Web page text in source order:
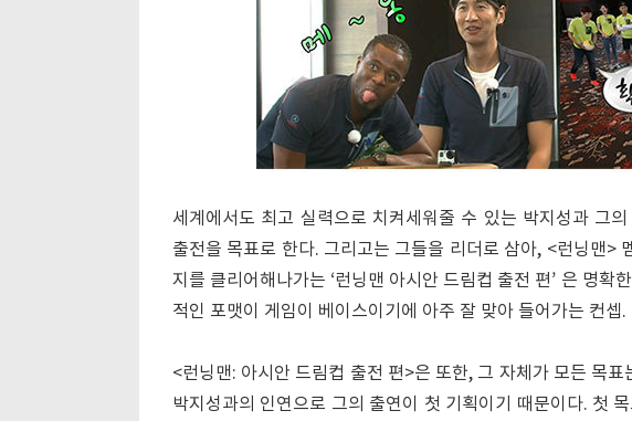
세계에서도 최고 실력으로 치켜세워줄 수 있는 박지성과 그의
출전을 목표로 한다. 그리고는 그들을 리더로 삼아, <런닝맨>
지를 클리어해나가는 ‘런닝맨 아시안 드림컵 출전 편’ 은 명확
적인 포맷이 게임이 베이스이기에 아주 잘 맞아 들어가는 컨셉.
<런닝맨: 아시안 드림컵 출전 편>은 또한, 그 자체가 모든 목
박지성과의 인연으로 그의 출연이 첫 기획이기 때문이다. 첫